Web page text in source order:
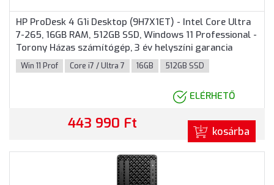
HP ProDesk 4 G1i Desktop (9H7X1ET) - Intel Core Ultra
7-265, 16GB RAM, 512GB SSD, Windows 11 Professional -
Torony Házas számítógép, 3 év helyszíni garancia
Win 11 Prof Core i7 / Ultra 7 16GB 512GB SSD
ELÉRHETŐ
443 990 Ft kosárba